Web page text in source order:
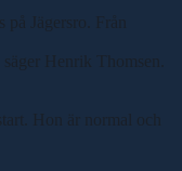
Jägersro. Från
Henrik Thomsen.
Hon är normal och